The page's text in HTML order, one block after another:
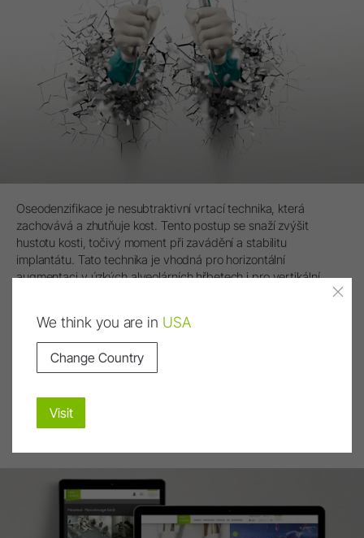
Oseodenzifikace je nesubtraktivní vrtací technika, která
zachovává a zhutňuje kost. Tento postup se snaží zvýšit
hustotu kosti, točivý moment při zavádění a stabilitu
implantátu. Tato technika je vhodná pro horizontální
augmentaci v úzkých alveolárních hřbetech i pro vertikální
Discover the new W&H Video Channel
We think you are in USA
Change Country
Visit